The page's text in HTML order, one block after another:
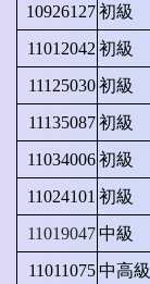
10926127初級
11012042 初級
11125030初級
11135087初級
11034006初級
11024101 初級
11019047中級
11011075中高級